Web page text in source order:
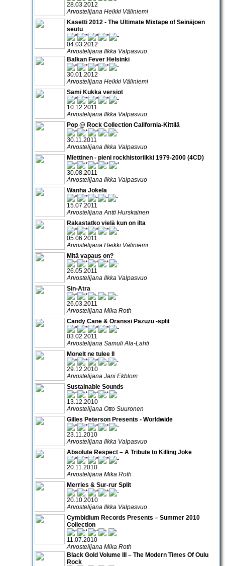
28.03.2012
Arvostelijana Heikki Väliniemi
Kasetti 2012 - The Ultimate Mixtape of Seinäjoen
seutu
04.03.2012
Arvostelijana Ilkka Valpasvuo
Balkan Fever Helsinki
30.01.2012
Arvostelijana Heikki Väliniemi
Sami Kukka versiot
10.12.2011
Arvostelijana Ilkka Valpasvuo
Pop @ Rock Collection California-Kittilä
30.11.2011
Arvostelijana Ilkka Valpasvuo
Miettinen - pieni rockhistoriikki 1979-2000 (4CD)
30.08.2011
Arvostelijana Ilkka Valpasvuo
Wanha Jokela
15.07.2011
Arvostelijana Antti Hurskainen
Rakastatko vielä kun on ilta
05.06.2011
Arvostelijana Heikki Väliniemi
Mitä vapaus on?
26.05.2011
Arvostelijana Ilkka Valpasvuo
Sin-Atra
26.03.2011
Arvostelijana Mika Roth
Candy Cane & Oranssi Pazuzu -split
03.02.2011
Arvostelijana Samuli Ala-Lahti
Monelt ne tulee II
29.12.2010
Arvostelijana Jani Ekblom
Sustainable Sounds
13.12.2010
Arvostelijana Otto Suuronen
Gilles Peterson Presents - Worldwide
23.11.2010
Arvostelijana Ilkka Valpasvuo
Absolute Respect – A Tribute to Killing Joke
20.11.2010
Arvostelijana Mika Roth
Merries & Sur-rur Split
20.10.2010
Arvostelijana Ilkka Valpasvuo
Cymbidium Records Presents – Summer 2010
Collection
11.07.2010
Arvostelijana Mika Roth
Black Gold Volume III – The Modern Times Of Oulu
Rock